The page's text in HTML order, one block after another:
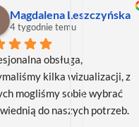
Magdalena Leszczyńska
4 tygodnie temu
obsługa,
kilka wizualizacji, z
mogliśmy sobie wybrać
do naszych potrzeb.